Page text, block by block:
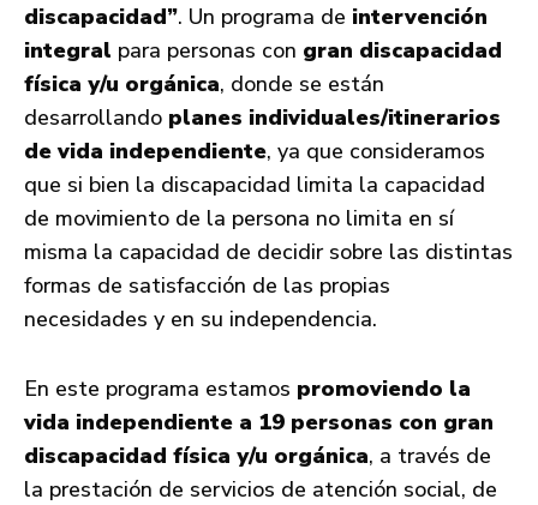
discapacidad”. Un programa de intervención
integral para personas con gran discapacidad
física y/u orgánica, donde se están
desarrollando planes individuales/itinerarios
de vida independiente, ya que consideramos
que si bien la discapacidad limita la capacidad
de movimiento de la persona no limita en sí
misma la capacidad de decidir sobre las distintas
formas de satisfacción de las propias
necesidades y en su independencia.
En este programa estamos promoviendo la
vida independiente a 19 personas con gran
discapacidad física y/u orgánica, a través de
la prestación de servicios de atención social, de